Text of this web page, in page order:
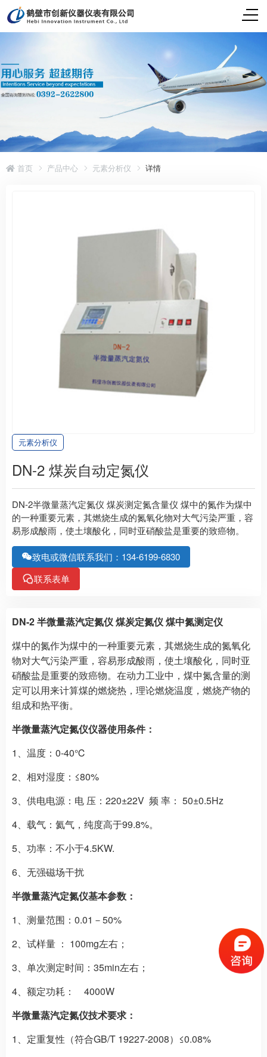
首页 产品中心 元素分析仪 详情
元素分析仪
DN-2 煤炭自动定氮仪
DN-2半微量蒸汽定氮仪 煤炭测定氮含量仪 煤中的氮作为煤中
的一种重要元素，其燃烧生成的氮氧化物对大气污染严重，容
易形成酸雨，使土壤酸化，同时亚硝酸盐是重要的致癌物。
致电或微信联系我们：134-6199-6830
联系表单
DN-2 半微量蒸汽定氮仪 煤炭定氮仪 煤中氮测定仪
煤中的氮作为煤中的一种重要元素，其燃烧生成的氮氧化
物对大气污染严重，容易形成酸雨，使土壤酸化，同时亚
硝酸盐是重要的致癌物。在动力工业中，煤中氮含量的测
定可以用来计算煤的燃烧热，理论燃烧温度，燃烧产物的
组成和热平衡。
半微量蒸汽定氮仪仪器使用条件：
1、温度：0-40℃
2、相对湿度：≤80%
3、供电电源：电 压：220±22V 频 率： 50±0.5Hz
4、载气：氦气，纯度高于99.8%。
5、功率：不小于4.5KW.
6、无强磁场干扰
半微量蒸汽定氮仪基本参数：
1、测量范围：0.01－50%
2、试样量 ： 100mg左右；
3、单次测定时间：35min左右；
4、额定功耗： 4000W
半微量蒸汽定氮仪技术要求：
1、定重复性（符合GB/T 19227-2008）≤0.08%